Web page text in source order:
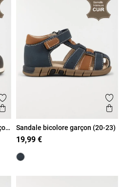
Ajouter aux favoris
Aperçu rapide
Sandale bicolore garçon (20-23)
19,99 €